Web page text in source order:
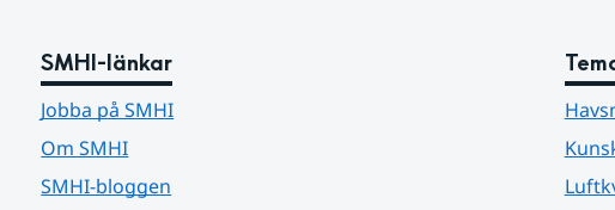
SMHI-länkar
Jobba på SMHI
Om SMHI
SMHI-bloggen